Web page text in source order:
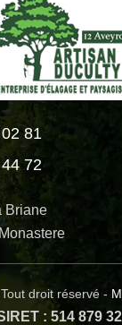
81
72
Briane
droit réservé -
: 514 879